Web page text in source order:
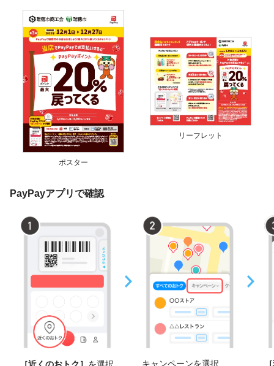
ポスター
リーフレット
PayPayアプリで確認
［近くのおトク］ を選択 キャンペーンを選択